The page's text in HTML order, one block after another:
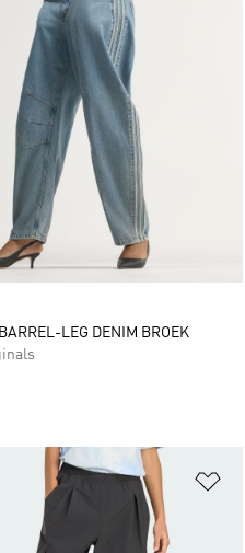
LEG DENIM BROEK